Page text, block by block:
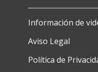
Información de
Aviso Legal
Política de